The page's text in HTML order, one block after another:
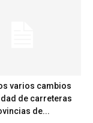
varios cambios
de carreteras
de...